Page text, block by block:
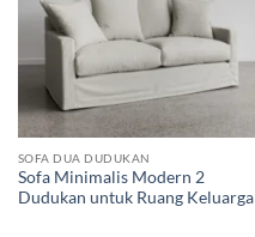
SOFA DUA DUDUKAN
Sofa Minimalis Modern 2
Dudukan untuk Ruang Keluarga